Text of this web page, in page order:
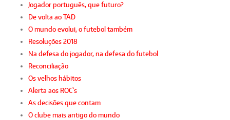
Jogador português, que futuro?
De volta ao TAD
O mundo evolui, o futebol também
Resoluções 2018
Na defesa do jogador, na defesa do futebol
Reconciliação
Os velhos hábitos
Alerta aos ROC`s
As decisões que contam
O clube mais antigo do mundo